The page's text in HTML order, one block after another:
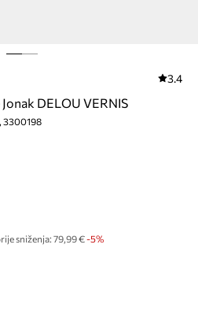
3.4
DELOU VERNIS
3300198
sniženja: 79,99 € -5%